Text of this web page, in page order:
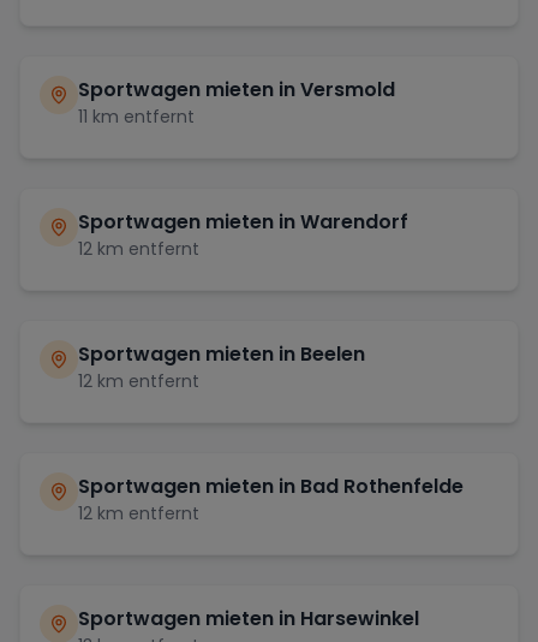
Sportwagen mieten inVersmold
11 km entfernt
Sportwagen mieten inWarendorf
12 km entfernt
Sportwagen mieten in Beelen
12 km entfernt
Sportwagen mieten in Bad Rothenfelde
12 km entfernt
Sportwagen mieten in Harsewinkel